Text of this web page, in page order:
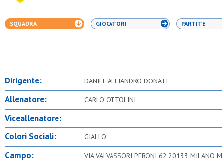
SQUADRA GIOCATORI PARTITE
Dirigente: DANIEL ALEJANDRO DONATI
Allenatore: CARLO OTTOLINI
Viceallenatore:
Colori Sociali:
GIALLO
Campo: VIA VALVASSORI PERONI 62 20133 MILANO